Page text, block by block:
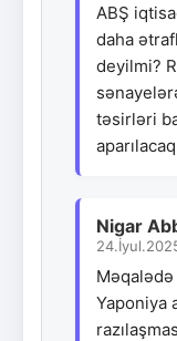
ABŞ
daha
deyilmi?
təsirləri
aparılacaq
Nigar
Yaponiya